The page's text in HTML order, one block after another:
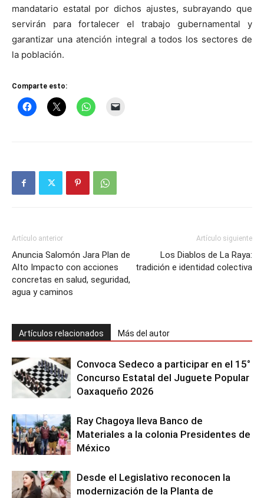
mandatario estatal por dichos ajustes, subrayando que
servirán para fortalecer el trabajo gubernamental y
garantizar una atención integral a todos los sectores de
la población.
Comparte esto:
Artículo anterior
Anuncia Salomón Jara Plan de
Alto Impacto con acciones
concretas en salud, seguridad,
agua y caminos
Artículo siguiente
Los Diablos de La Raya:
tradición e identidad colectiva
Artículos relacionados Más del autor
Convoca Sedeco a participar en el 15°
Concurso Estatal del Juguete Popular
Oaxaqueño 2026
Ray Chagoya lleva Banco de
Materiales a la colonia Presidentes de
México
Desde el Legislativo reconocen la
modernización de la Planta de